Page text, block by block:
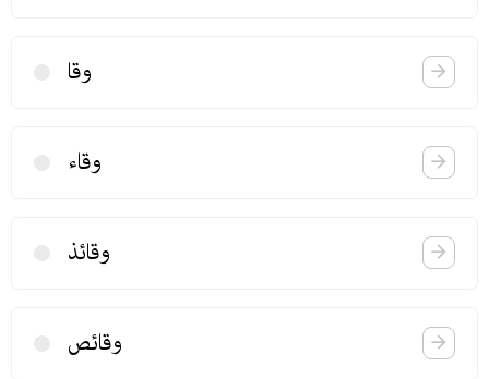
وقا
وقاء
وقائذ
وقائص